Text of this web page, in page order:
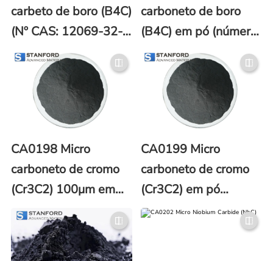
carbeto de boro (B4C)
(Nº CAS: 12069-32-
8)
carboneto de boro
(B4C) em pó (número
CAS 12069-32-8)
CA0198 Micro
carboneto de cromo
(Cr3C2) 100μm em
pó (CAS No. 12012-
35-0)
CA0199 Micro
carboneto de cromo
(Cr3C2) em pó
1000μm (número